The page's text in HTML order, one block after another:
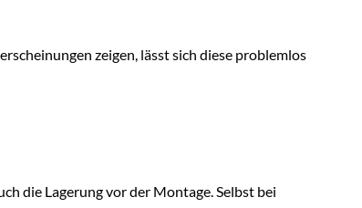
zeigen, lässt sich diese problemlos
die Lagerung vor der Montage. Selbst bei